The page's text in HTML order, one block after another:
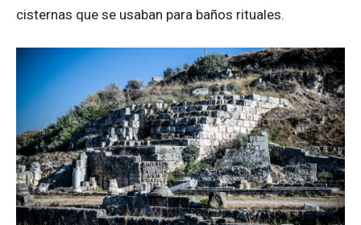
cisternas que se usaban para baños rituales.